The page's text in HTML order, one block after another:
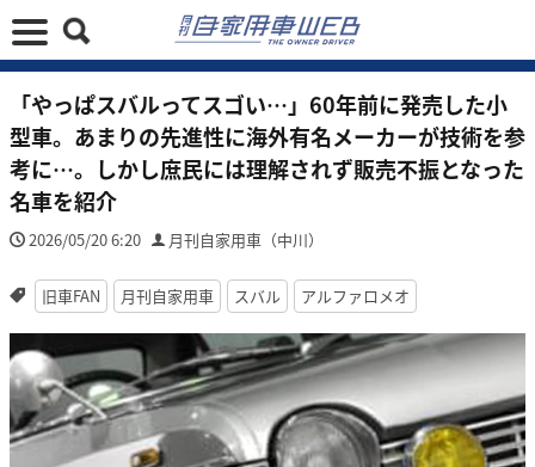
「やっぱスバルってスゴい…」60年前に発売した小
型車。あまりの先進性に海外有名メーカーが技術を参
考に…。しかし庶民には理解されず販売不振となった
名車を紹介
2026/05/20 6:20 月刊自家用車（中川）
旧車FAN 月刊自家用車 スバル アルファロメオ